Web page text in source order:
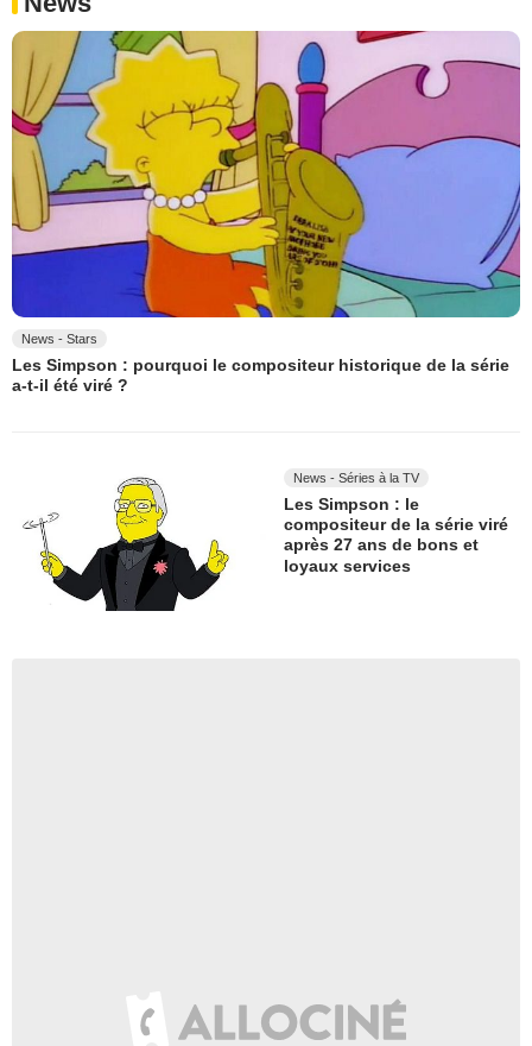
News - Stars
Les Simpson : pourquoi le compositeur historique de la série
a-t-il été viré ?
News - Séries à la TV
Les Simpson : le
compositeur de la série viré
après 27 ans de bons et
loyaux services